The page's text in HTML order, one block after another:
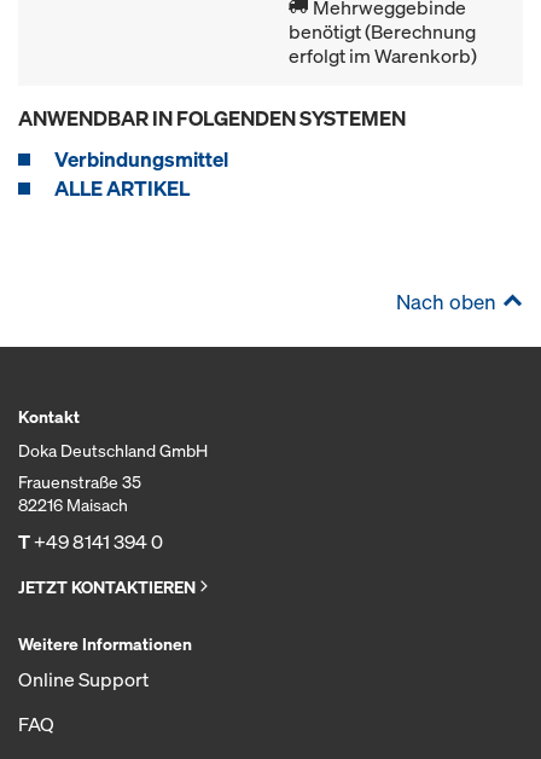
Mehrweggebinde
benötigt (Berechnung
erfolgt im Warenkorb)
ANWENDBAR IN FOLGENDEN SYSTEMEN
Verbindungsmittel
ALLE ARTIKEL
Nach oben
Kontakt
Doka Deutschland GmbH
Frauenstraße 35
82216 Maisach
T+49 8141 394 0
JETZT KONTAKTIEREN
Weitere Informationen
Online Support
FAQ